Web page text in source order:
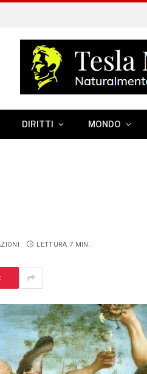
DIRITTI MONDO
LETTURA 7 MIN.